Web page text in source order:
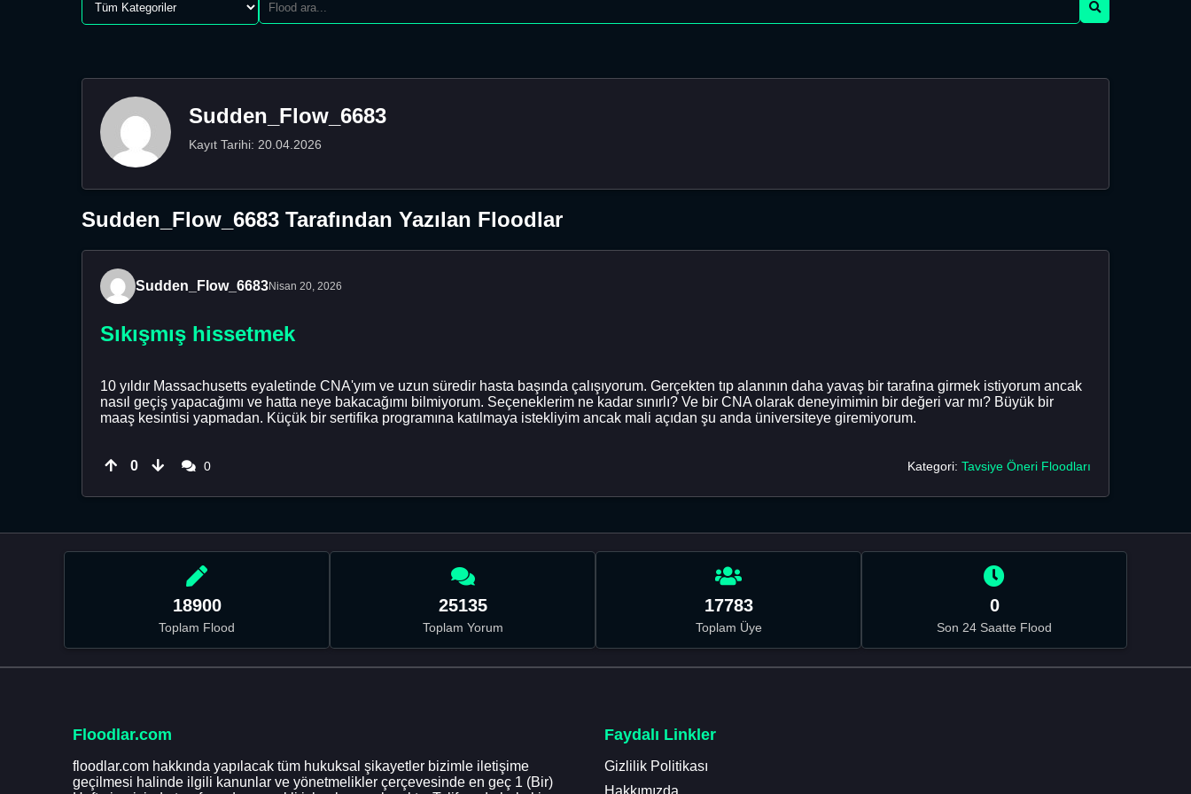
Sudden_Flow_6683
Kayıt Tarihi: 20.04.2026
Sudden_Flow_6683 Tarafından Yazılan Floodlar
Sudden_Flow_6683Nisan 20, 2026
Sıkışmış hissetmek
10 yıldır Massachusetts eyaletinde CNA'yım ve uzun süredir hasta başında çalışıyorum. Gerçekten tıp alanının daha yavaş bir tarafına girmek istiyorum ancak
nasıl geçiş yapacağımı ve hatta neye bakacağımı bilmiyorum. Seçeneklerim ne kadar sınırlı? Ve bir CNA olarak deneyimimin bir değeri var mı? Büyük bir
maaş kesintisi yapmadan. Küçük bir sertifika programına katılmaya istekliyim ancak mali açıdan şu anda üniversiteye giremiyorum.
0 0 Kategori: Tavsiye Öneri Floodları
18900
Toplam Flood
25135
Toplam Yorum
17783
Toplam Üye
0
Son 24 Saatte Flood
Floodlar.com
floodlar.com hakkında yapılacak tüm hukuksal şikayetler bizimle iletişime
geçilmesi halinde ilgili kanunlar ve yönetmelikler çerçevesinde en geç 1 (Bir)
Faydalı Linkler
Gizlilik Politikası
Hakkımızda